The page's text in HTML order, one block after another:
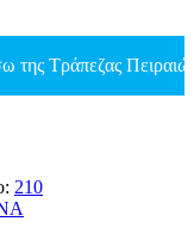
Πειραιώς
210